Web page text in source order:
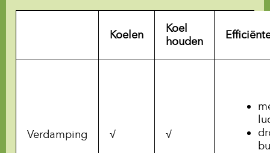
Koelen
Koel
houden
Verdamping √ √